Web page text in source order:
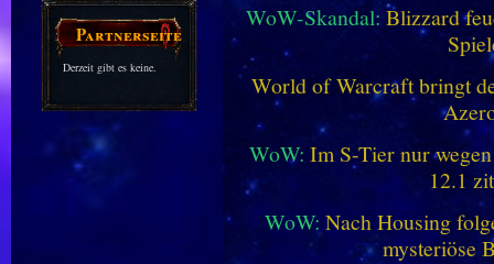
Partnerseiten
Derzeit gibt es keine.
WoW-Skandal: Blizzard
World of Warcraft bringt
WoW: Im S-Tier nur
12.1
WoW: Nach Housing
mysteriöse